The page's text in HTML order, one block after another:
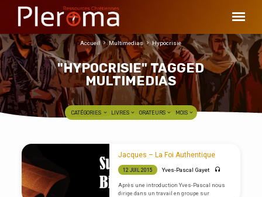
"HYPOCRISIE" TAGGED
MULTIMEDIAS
Accueil Multimedias Hypocrisie
CATÉGORIES LIVRES ORATEURS MOIS
"HYPOCRISIE"
TAGGED
MULTIMEDIAS
Jacques – La Foi Authentique
12 JUIL 2015 Yves-Pascal Gayet
Après une introduction Yves-Pascal nous
dirige dans un travail en groupe sur